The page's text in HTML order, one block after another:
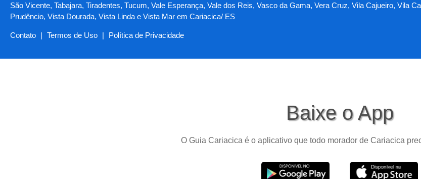
São Vicente, Tabajara, Tiradentes, Tucum, Vale Esperança, Vale dos Reis, Vasco da Gama, Vera Cruz, Vila Cajueiro, Vila
Prudêncio, Vista Dourada, Vista Linda e Vista Mar em Cariacica/ ES
Contato | Termos de Uso | Política de Privacidade
Baixe o App
O Guia Cariacica é o aplicativo que todo morador de Cariacica